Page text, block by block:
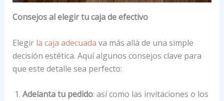
Consejos al elegir tu caja de efectivo
Elegir la caja adecuada va más allá de una simple
decisión estética. Aquí algunos consejos clave para
que este detalle sea perfecto:
Adelanta tu pedido: así como las invitaciones o los